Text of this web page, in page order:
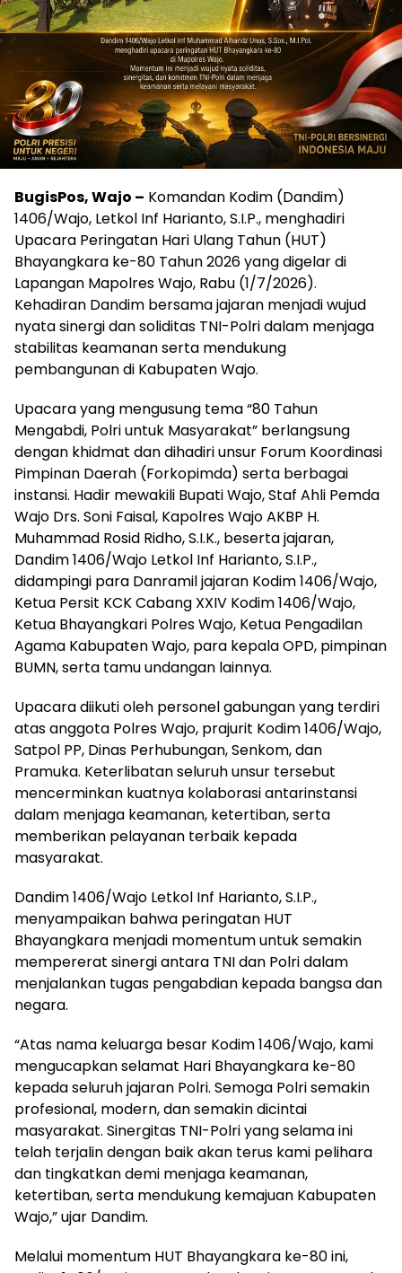
BugisPos, Wajo – Komandan Kodim (Dandim)
1406/Wajo, Letkol Inf Harianto, S.I.P., menghadiri
Upacara Peringatan Hari Ulang Tahun (HUT)
Bhayangkara ke-80 Tahun 2026 yang digelar di
Lapangan Mapolres Wajo, Rabu (1/7/2026).
Kehadiran Dandim bersama jajaran menjadi wujud
nyata sinergi dan soliditas TNI-Polri dalam menjaga
stabilitas keamanan serta mendukung
pembangunan di Kabupaten Wajo.
Upacara yang mengusung tema “80 Tahun
Mengabdi, Polri untuk Masyarakat” berlangsung
dengan khidmat dan dihadiri unsur Forum Koordinasi
Pimpinan Daerah (Forkopimda) serta berbagai
instansi. Hadir mewakili Bupati Wajo, Staf Ahli Pemda
Wajo Drs. Soni Faisal, Kapolres Wajo AKBP H.
Muhammad Rosid Ridho, S.I.K., beserta jajaran,
Dandim 1406/Wajo Letkol Inf Harianto, S.I.P.,
didampingi para Danramil jajaran Kodim 1406/Wajo,
Ketua Persit KCK Cabang XXIV Kodim 1406/Wajo,
Ketua Bhayangkari Polres Wajo, Ketua Pengadilan
Agama Kabupaten Wajo, para kepala OPD, pimpinan
BUMN, serta tamu undangan lainnya.
Upacara diikuti oleh personel gabungan yang terdiri
atas anggota Polres Wajo, prajurit Kodim 1406/Wajo,
Satpol PP, Dinas Perhubungan, Senkom, dan
Pramuka. Keterlibatan seluruh unsur tersebut
mencerminkan kuatnya kolaborasi antarinstansi
dalam menjaga keamanan, ketertiban, serta
memberikan pelayanan terbaik kepada
masyarakat.
Dandim 1406/Wajo Letkol Inf Harianto, S.I.P.,
menyampaikan bahwa peringatan HUT
Bhayangkara menjadi momentum untuk semakin
mempererat sinergi antara TNI dan Polri dalam
menjalankan tugas pengabdian kepada bangsa dan
negara.
“Atas nama keluarga besar Kodim 1406/Wajo, kami
mengucapkan selamat Hari Bhayangkara ke-80
kepada seluruh jajaran Polri. Semoga Polri semakin
profesional, modern, dan semakin dicintai
masyarakat. Sinergitas TNI-Polri yang selama ini
telah terjalin dengan baik akan terus kami pelihara
dan tingkatkan demi menjaga keamanan,
ketertiban, serta mendukung kemajuan Kabupaten
Wajo,” ujar Dandim.
Melalui momentum HUT Bhayangkara ke-80 ini,